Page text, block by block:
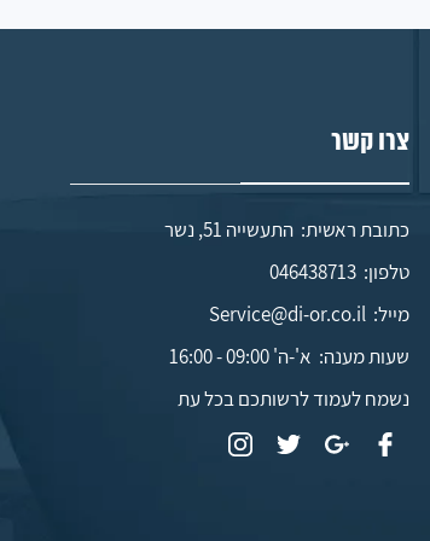
צרו קשר
כתובת ראשית: התעשייה 51, נשר
טלפון: 046438713
מייל: Service@di-or.co.il
שעות מענה: א'-ה' 09:00 - 16:00
נשמח לעמוד לרשותכם בכל עת